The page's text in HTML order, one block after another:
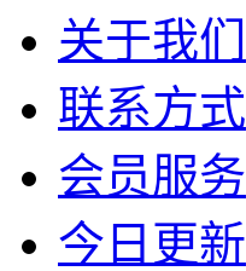
关于我们
联系方式
会员服务
今日更新